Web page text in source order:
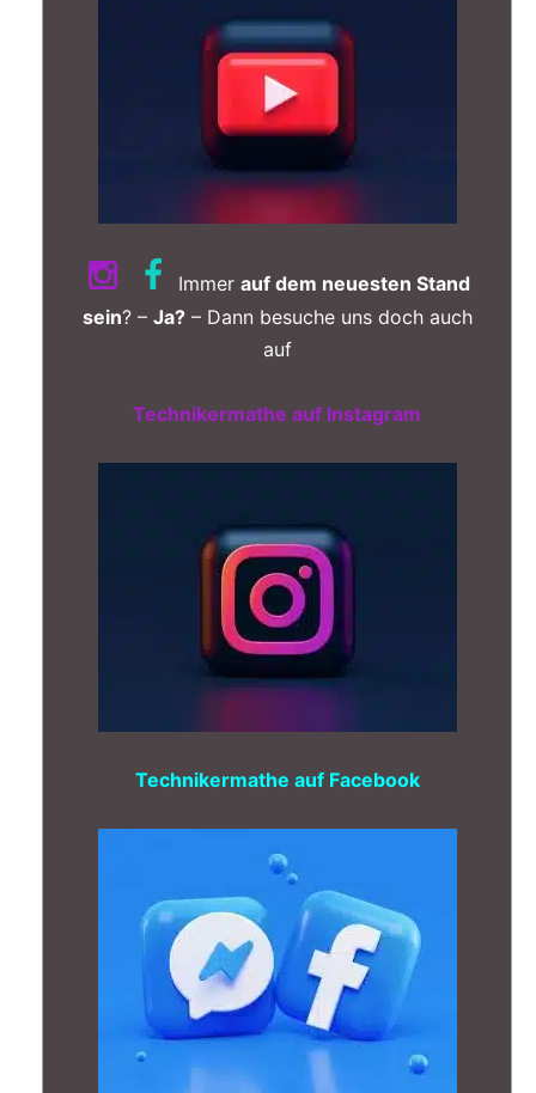
Immer auf dem neuesten Stand
sein? – Ja?– Dann besuche uns doch auch
auf
Technikermathe auf Instagram
Technikermathe auf Facebook